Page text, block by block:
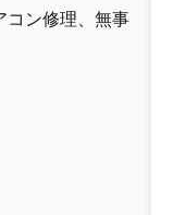
ン修理、無事